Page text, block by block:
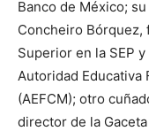
Banco de México;
Concheiro Bórquez,
Superior en la SEP
Autoridad Educativa
(AEFCM); otro
director de la